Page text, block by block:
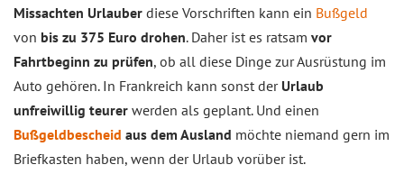
Missachten Urlauber diese Vorschriften kann ein Bußgeld
von bis zu 375 Euro drohen. Daher ist es ratsam vor
Fahrtbeginn zu prüfen, ob all diese Dinge zur Ausrüstung im
Auto gehören. In Frankreich kann sonst der Urlaub
unfreiwillig teurer werden als geplant. Und einen
Bußgeldbescheid aus dem Ausland möchte niemand gern im
Briefkasten haben, wenn der Urlaub vorüber ist.